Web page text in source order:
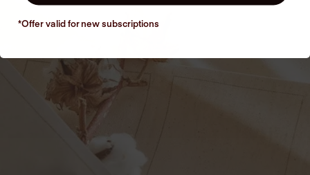
*Offer valid for newsubscriptions